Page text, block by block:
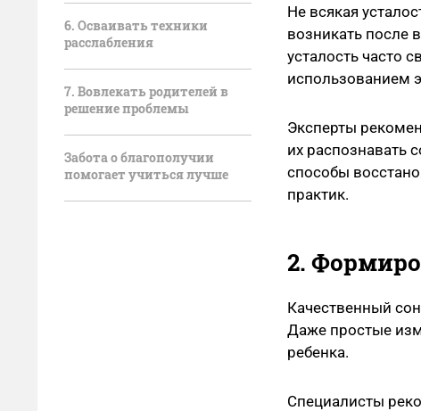
6. Осваивать техники
расслабления
7. Вовлекать родителей в
решение проблемы
Забота о благополучии
помогает учиться лучше
Не всякая
возникать после
усталость часто
использованием
Эксперты
их распознавать
способы
практик.
2.
Качественный
Даже простые
ребенка.
Специалисты